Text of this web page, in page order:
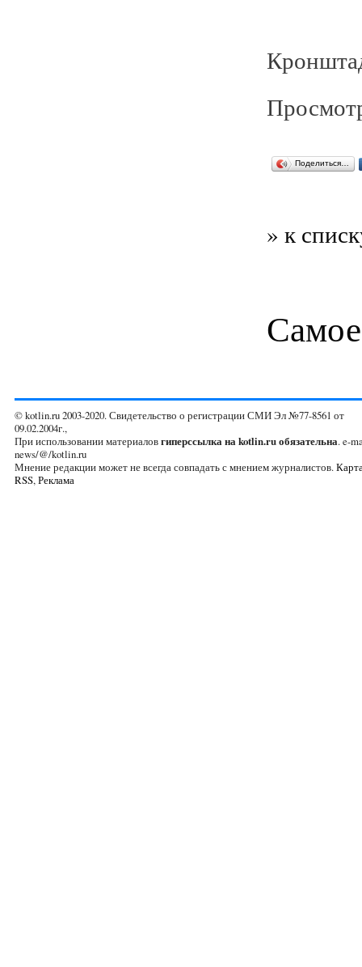
Поделиться…
» к
© kotlin.ru 2003-2020. Свидетельство о регистрации СМИ Эл №77-8561 от
09.02.2004г.,
При использовании материаловгиперссылка на kotlin.ru обязательна. e-
news/@/kotlin.ru
Мнение редакции может не всегда совпадать с мнением журналистов.
RSS,Реклама